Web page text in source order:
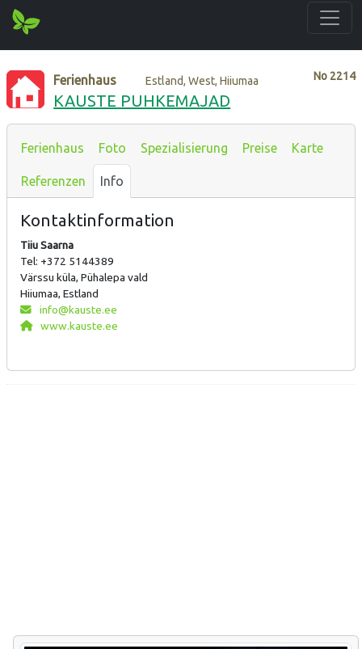
No 2214
Ferienhaus Estland, West, Hiiumaa
KAUSTE PUHKEMAJAD
Ferienhaus Foto Spezialisierung Preise Karte
Referenzen Info
Kontaktinformation
Tiiu Saarna
Tel: +372 5144389
Värssu küla, Pühalepa vald
Hiiumaa, Estland
info@kauste.ee
www.kauste.ee